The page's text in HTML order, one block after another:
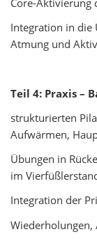
Core-Aktivierung
Integration in die
Atmung und
Teil 4: Praxis –
strukturierten
Aufwärmen,
Übungen in
im
Integration der